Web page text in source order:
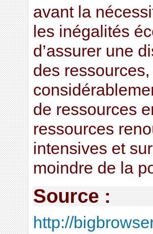
avant la
les inégalités
d’assurer une
des
de ressources
ressources
intensives et
moindre de la
Source :
http://